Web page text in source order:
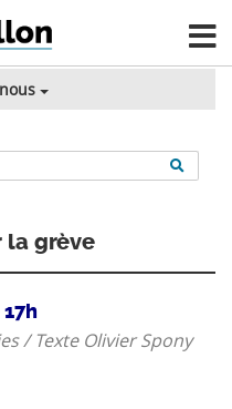
la grève
/ Texte Olivier Spony